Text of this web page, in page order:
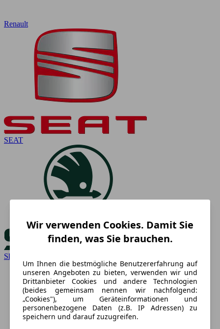
Renault
SEAT
Skoda
Wir verwenden Cookies. Damit Sie
finden, was Sie brauchen.
Um Ihnen die bestmögliche Benutzererfahrung auf
unseren Angeboten zu bieten, verwenden wir und
Drittanbieter Cookies und andere Technologien
(beides gemeinsam nennen wir nachfolgend:
„Cookies"), um Geräteinformationen und
personenbezogene Daten (z.B. IP Adressen) zu
speichern und darauf zuzugreifen.